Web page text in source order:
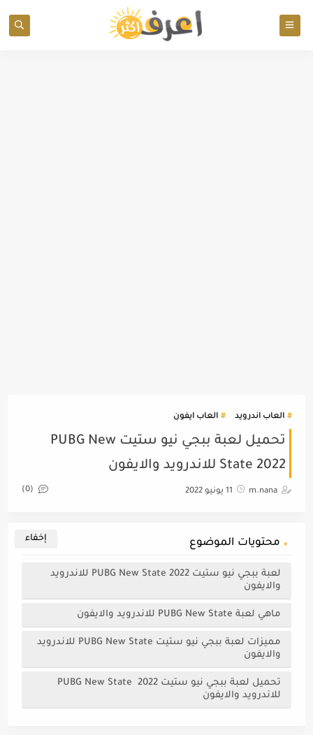
العاب اندرويد العاب ايفون
تحميل لعبة ببجي نيو ستيت PUBG New
State 2022 للاندرويد والايفون
m.nana 11 يونيو 2022 (0)
محتويات الموضوع
لعبة ببجي نيو ستيت PUBG New State 2022 للاندرويد
والايفون
ماهي لعبة PUBG New State للاندرويد والايفون
مميزات لعبة ببجي نيو ستيت PUBG New State للاندرويد
والايفون
تحميل لعبة ببجي نيو ستيت PUBG New State 2022
للاندرويد والايفون